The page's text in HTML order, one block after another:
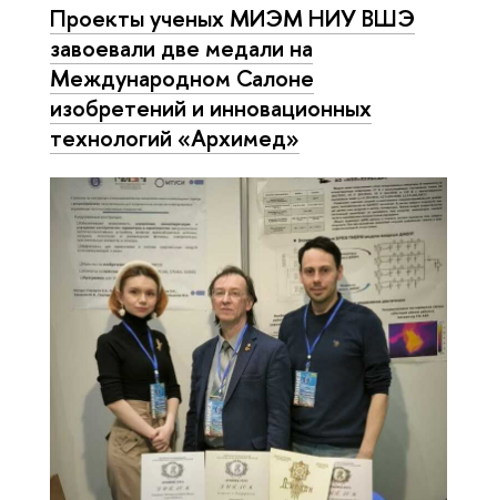
Проекты ученых МИЭМ НИУ ВШЭ
завоевали две медали на
Международном Салоне
изобретений и инновационных
технологий «Архимед»